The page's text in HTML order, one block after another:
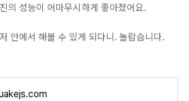
의 성능이 어마무시하게 좋아졌어요.
안에서 해볼 수 있게 되다니. 놀랍습니다.